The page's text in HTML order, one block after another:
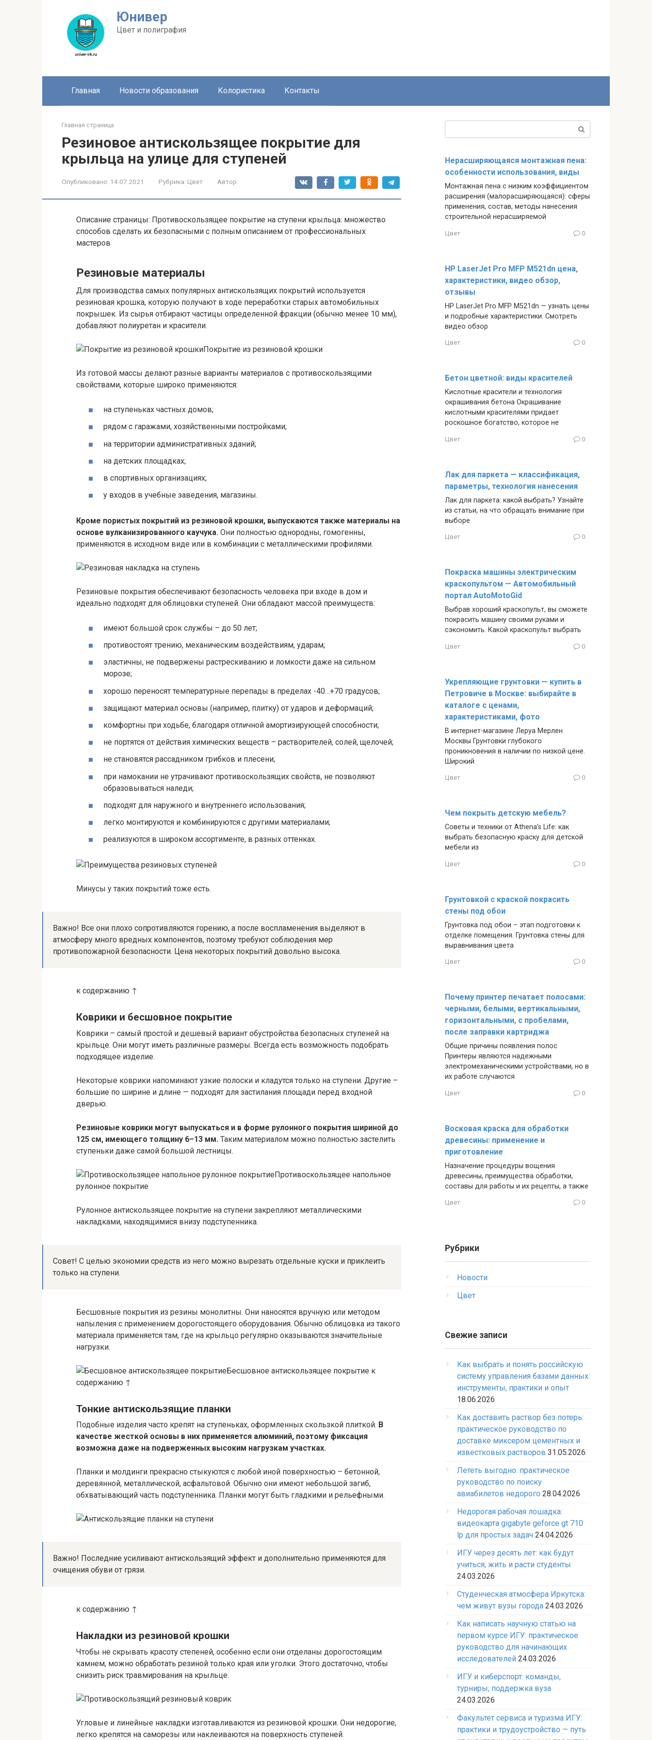
Юнивер
Цвет и полиграфия
Главная Новости образования Колористика Контакты
Главная страница
Резиновое антискользящее покрытие для
крыльца на улице для ступеней
Опубликовано: 14.07.2021 Рубрика: Цвет Автор:
Описание страницы: Противоскользящее покрытие на ступени крыльца: множество
способов сделать их безопасными с полным описанием от профессиональных
мастеров
Резиновые материалы
Для производства самых популярных антискользящих покрытий используется
резиновая крошка, которую получают в ходе переработки старых автомобильных
покрышек. Из сырья отбирают частицы определенной фракции (обычно менее 10 мм),
добавляют полиуретан и красители.
Покрытие из резиновой крошки
Из готовой массы делают разные варианты материалов с противоскользящими
свойствами, которые широко применяются:
на ступеньках частных домов;
рядом с гаражами, хозяйственными постройками;
на территории административных зданий;
на детских площадках;
в спортивных организациях;
у входов в учебные заведения, магазины.
Кроме пористых покрытий из резиновой крошки, выпускаются также материалы на
основе вулканизированного каучука. Они полностью однородны, гомогенны,
применяются в исходном виде или в комбинации с металлическими профилями.
Резиновые покрытия обеспечивают безопасность человека при входе в дом и
идеально подходят для облицовки ступеней. Они обладают массой преимуществ:
имеют большой срок службы – до 50 лет;
противостоят трению, механическим воздействиям, ударам;
эластичны, не подвержены растрескиванию и ломкости даже на сильном
морозе;
хорошо переносят температурные перепады в пределах -40…+70 градусов;
защищают материал основы (например, плитку) от ударов и деформаций;
комфортны при ходьбе, благодаря отличной амортизирующей способности;
не портятся от действия химических веществ – растворителей, солей, щелочей;
не становятся рассадником грибков и плесени;
при намокании не утрачивают противоскользящих свойств, не позволяют
образовываться наледи;
подходят для наружного и внутреннего использования;
легко монтируются и комбинируются с другими материалами;
реализуются в широком ассортименте, в разных оттенках.
Минусы у таких покрытий тоже есть.
Важно! Все они плохо сопротивляются горению, а после воспламенения выделяют в
атмосферу много вредных компонентов, поэтому требуют соблюдения мер
противопожарной безопасности. Цена некоторых покрытий довольно высока.
к содержанию ↑
Коврики и бесшовное покрытие
Коврики – самый простой и дешевый вариант обустройства безопасных ступеней на
крыльце. Они могут иметь различные размеры. Всегда есть возможность подобрать
подходящее изделие.
Некоторые коврики напоминают узкие полоски и кладутся только на ступени. Другие –
большие по ширине и длине — подходят для застилания площади перед входной
дверью.
Резиновые коврики могут выпускаться и в форме рулонного покрытия шириной до
125 см, имеющего толщину 6–13 мм. Таким материалом можно полностью застелить
ступеньки даже самой большой лестницы.
Противоскользящее напольное
рулонное покрытие
Рулонное антискользящее покрытие на ступени закрепляют металлическими
накладками, находящимися внизу подступенника.
Совет! С целью экономии средств из него можно вырезать отдельные куски и приклеить
только на ступени.
Бесшовные покрытия из резины монолитны. Они наносятся вручную или методом
напыления с применением дорогостоящего оборудования. Обычно облицовка из такого
материала применяется там, где на крыльцо регулярно оказываются значительные
нагрузки.
Бесшовное антискользящее покрытие к
содержанию ↑
Тонкие антискользящие планки
Подобные изделия часто крепят на ступеньках, оформленных скользкой плиткой. В
качестве жесткой основы в них применяется алюминий, поэтому фиксация
возможна даже на подверженных высоким нагрузкам участках.
Планки и молдинги прекрасно стыкуются с любой иной поверхностью – бетонной,
деревянной, металлической, асфальтовой. Обычно они имеют небольшой загиб,
обхватывающий часть подступенника. Планки могут быть гладкими и рельефными.
Важно! Последние усиливают антискользящий эффект и дополнительно применяются для
очищения обуви от грязи.
к содержанию ↑
Накладки из резиновой крошки
Чтобы не скрывать красоту степеней, особенно если они отделаны дорогостоящим
камнем, можно обработать резиной только края или уголки. Этого достаточно, чтобы
снизить риск травмирования на крыльце.
Угловые и линейные накладки изготавливаются из резиновой крошки. Они недорогие,
легко крепятся на саморезы или наклеиваются на поверхность ступеней.
Нерасширяющаяся монтажная пена:
особенности использования, виды
Монтажная пена с низким коэффициентом
расширения (малорасширяющаяся): сферы
применения, состав, методы нанесения
строительной нерасширяемой
Цвет 0
HP LaserJet Pro MFP M521dn цена,
характеристики, видео обзор,
отзывы
HP LaserJet Pro MFP M521dn — узнать цены
и подробные характеристики. Смотреть
видео обзор
Цвет 0
Бетон цветной: виды красителей
Кислотные красители и технология
окрашивания бетона Окрашивание
кислотными красителями придает
роскошное богатство, которое не
Цвет 0
Лак для паркета — классификация,
параметры, технология нанесения
Лак для паркета: какой выбрать? Узнайте
из статьи, на что обращать внимание при
выборе
Цвет 0
Покраска машины электрическим
краскопультом — Автомобильный
портал AutoMotoGid
Выбрав хороший краскопульт, вы сможете
покрасить машину своими руками и
сэкономить. Какой краскопульт выбрать
Цвет 0
Укрепляющие грунтовки — купить в
Петровиче в Москве: выбирайте в
каталоге с ценами,
характеристиками, фото
В интернет-магазине Леруа Мерлен
Москвы Грунтовки глубокого
проникновения в наличии по низкой цене.
Широкий
Цвет 0
Чем покрыть детскую мебель?
Советы и техники от Athena’s Life: как
выбрать безопасную краску для детской
мебели из
Цвет 0
Грунтовкой с краской покрасить
стены под обои
Грунтовка под обои – этап подготовки к
отделке помещения. Грунтовка стены для
выравнивания цвета
Цвет 0
Почему принтер печатает полосами:
черными, белыми, вертикальными,
горизонтальными, с пробелами,
после заправки картриджа
Общие причины появления полос
Принтеры являются надежными
электромеханическими устройствами, но в
их работе случаются
Цвет 0
Восковая краска для обработки
древесины: применение и
приготовление
Назначение процедуры вощения
древесины, преимущества обработки,
составы для работы и их рецепты, а также
Цвет 0
Рубрики
Новости
Цвет
Свежие записи
Как выбрать и понять российскую
систему управления базами данных:
инструменты, практики и опыт
18.06.2026
Как доставить раствор без потерь:
практическое руководство по
доставке миксером цементных и
известковых растворов 31.05.2026
Лететь выгодно: практическое
руководство по поиску
авиабилетов недорого 28.04.2026
Недорогая рабочая лошадка:
видеокарта gigabyte geforce gt 710
lp для простых задач 24.04.2026
ИГУ через десять лет: как будут
учиться, жить и расти студенты
24.03.2026
Студенческая атмосфера Иркутска:
чем живут вузы города 24.03.2026
Как написать научную статью на
первом курсе ИГУ: практическое
руководство для начинающих
исследователей 24.03.2026
ИГУ и киберспорт: команды,
турниры, поддержка вуза
24.03.2026
Факультет сервиса и туризма ИГУ:
практики и трудоустройство — путь